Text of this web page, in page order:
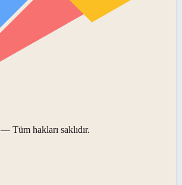
— Tüm hakları saklıdır.